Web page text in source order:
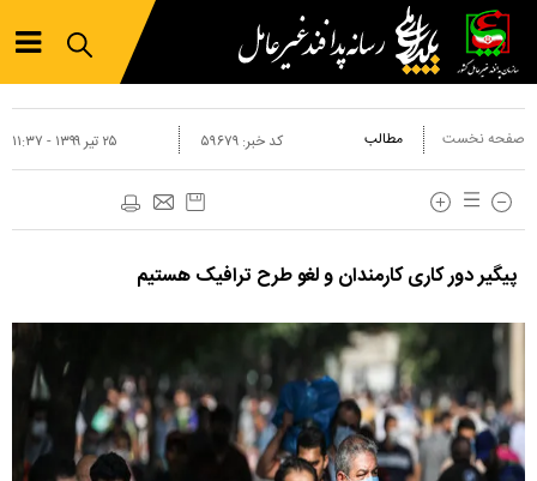
صفحه نخست مطالب ۲۵ تير ۱۳۹۹ - ۱۱:۳۷ کد خبر: ۵۹۶۷۹
پیگیر دور کاری کارمندان و لغو طرح ترافیک هستیم